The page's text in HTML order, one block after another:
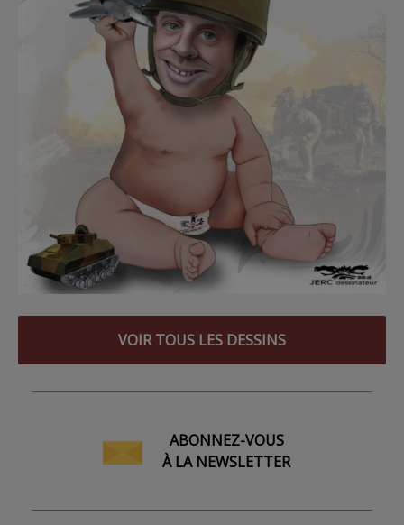
VOIR TOUS LES DESSINS
ABONNEZ-VOUS
À LA NEWSLETTER